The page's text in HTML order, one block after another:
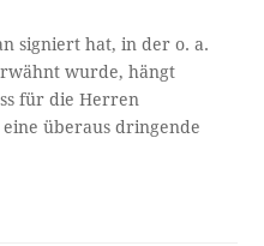
signiert hat, in der o. a.
wurde, hängt
für die Herren
überaus dringende